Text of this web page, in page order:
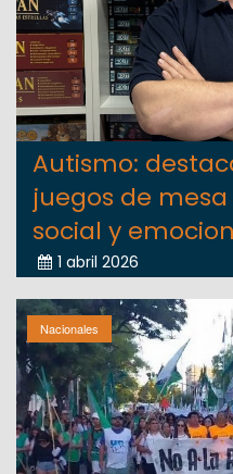
Autismo:
juegos de
social y
1 abril 2026
Nacionales